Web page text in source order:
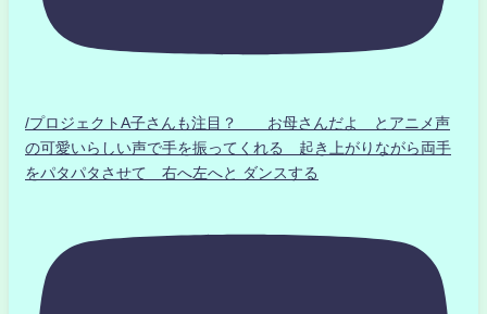
/プロジェクトA子さんも注目？ お母さんだよ とアニメ声
の可愛いらしい声で手を振ってくれる 起き上がりながら両手
をパタパタさせて 右へ左へと ダンスする